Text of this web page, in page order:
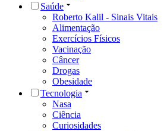
Saúde
Roberto Kalil - Sinais Vitais
Alimentação
Exercícios Físicos
Vacinação
Câncer
Drogas
Obesidade
Tecnologia
Nasa
Ciência
Curiosidades